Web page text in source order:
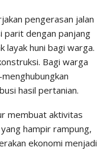
pengerasan jalan
parit dengan panjang
layak huni bagi warga.
Bagi warga
hasil pertanian.
membuat aktivitas
hampir rampung,
ekonomi menjadi